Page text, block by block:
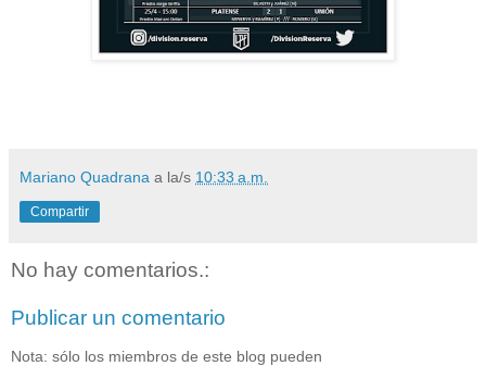
Mariano Quadrana a la/s 10:33 a.m.
Compartir
No hay comentarios.:
Publicar un comentario
Nota: sólo los miembros de este blog pueden